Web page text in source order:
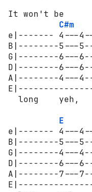
It won't be
C#m
e|------- 4---
B|--------5---
G|--------6---
D|--------6---
A|--------4---
long    yeh,
E
e|------- 4---
B|--------5---
G|--------4---
D|--------6---
A|--------7---